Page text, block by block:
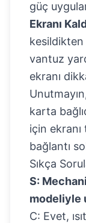
güç
Ekranı
kesildikten
vantuz
ekranı
karta
için
bağlantı
Sıkça
S:
modeliyle
C: Evet,